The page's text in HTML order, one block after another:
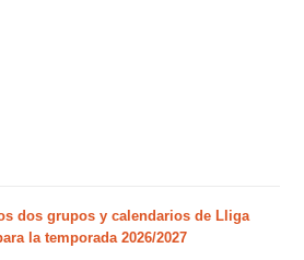
dos grupos y calendarios de Lliga
la temporada 2026/2027